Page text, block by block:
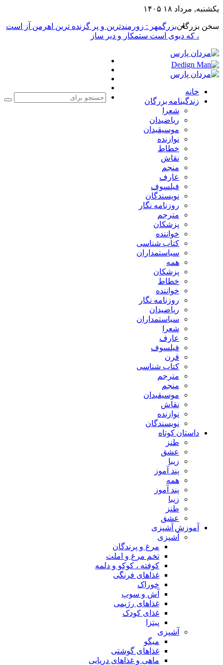
یکشنبه, مرداد ۱۸ ۱۴۰۵
سخن بزرگانبزرگمهر : زورمندترین و پر گزنده ترین اهرمن آز است
، که دیوی است ستمکار و دیر ساز
خانه
زندگینامه بزرگان
شعرا
ریاضیدان
موسیقیدان
نوازنده
خطاط
نقاش
منجم
عارف
فیلسوف
نویسندگان
روزنامه نگار
مترجم
پزشکان
خواننده
کتاب شناسی
سیاستمداران
همه
پزشکان
خطاط
خواننده
روزنامه نگار
ریاضیدان
سیاستمداران
شعرا
عارف
فیلسوف
قرن
کتاب شناسی
مترجم
منجم
موسیقیدان
نقاش
نوازنده
نویسندگان
داستان کوتاه
طنز
عشق
زیبا
پند آموز
همه
پند آموز
زیبا
طنز
عشق
آموزش آشپزی
آشپزی
مرغ و پرندگان
تخم مرغ و املت
کوفته ، کوکو و دلمه
غذاهای فرنگی
خوراک
آش و سوپ
غذاهای رژیمی
غذای کودک
پیتزا
آشپزی
میگو
غذاهای گوشتی
ماهی و غذاهای دریایی